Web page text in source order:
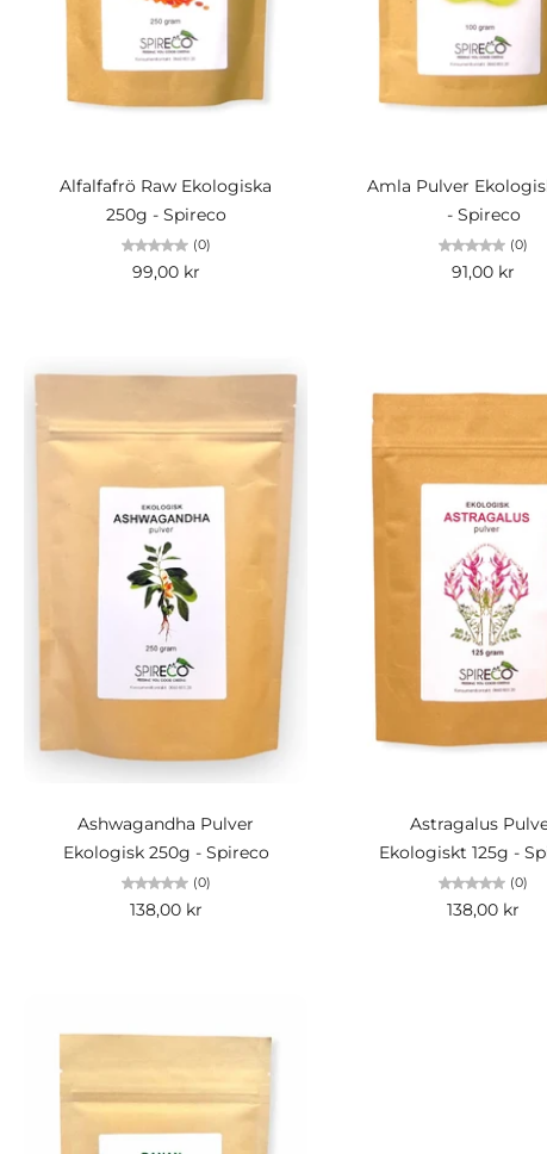
Alfalfafrö Raw Ekologiska
250g - Spireco
(0)
99,00 kr
Amla Pulver
- Spireco
(0)
91,00 kr
Ashwagandha Pulver
Ekologisk 250g - Spireco
(0)
138,00 kr
Astragalus
Ekologiskt 125g -
(0)
138,00 kr